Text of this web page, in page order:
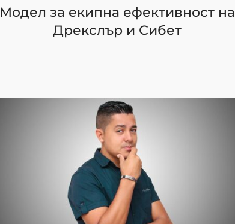
Модел за екипна ефективност на
Дрекслър и Сибет